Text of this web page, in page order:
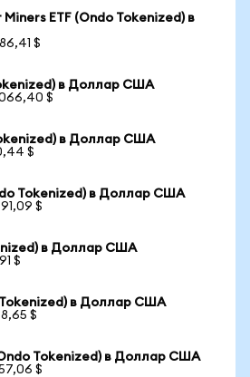
ETF (Ondo Tokenized) в
$
в Доллар США
066,40 $
в Доллар США
$
Tokenized) в Доллар США
$
в Доллар США
$
Tokenized) в Доллар США
$
Tokenized) в Доллар США
$